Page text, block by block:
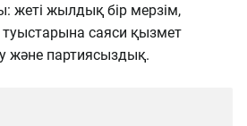
жеті жылдық бір мерзім,
саяси қызмет
және партиясыздық.